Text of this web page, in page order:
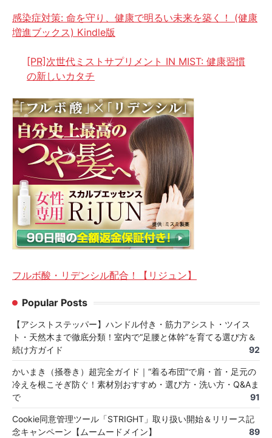
感染症対策: 命を守り、健康で明るい未来を築く！ (健康
増進ブックス) Kindle版
[PR]次世代ミストサプリメント IN MIST: 健康習慣
の新しいカタチ
フルボ酸・リデンシル配合！【リジュン】
Popular Posts
【アシストステッパー】ハンドル付き・筋力アシスト・ツイス
ト・天然木まで徹底分類！室内で“足腰と体幹”を育てる選び方＆
続け方ガイド
92
かいまき（掻巻き）超完全ガイド｜“着る布団”で肩・首・足元の
冷えを根こそぎ防ぐ！素材別おすすめ・選び方・洗い方・Q&Aま
で
91
Cookie同意管理ツール「STRIGHT」取り扱い開始＆リリース記
念キャンペーン【ムームードメイン】
89